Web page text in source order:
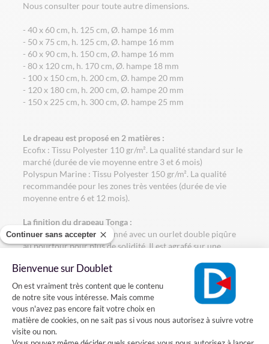
Continuer sans accepter
Bienvenue sur Doublet
Plateforme de Gestion du
On est vraiment très content que le contenu
de notre site vous intéresse. Mais comme
vous n'avez pas encore fait votre choix en
matière de cookies, on ne sait pas si vous nous autorisez à suivre votre
visite ou non.
Nous consulter pour toute autre dimensions.
- 40 x 60 cm, h. 125 cm, Ø. hampe 16 mm
- 50 x 75 cm, h. 125 cm, Ø. hampe 16 mm
- 60 x 90 cm, h. 150 cm, Ø. hampe 16 mm
- 80 x 120 cm, h. 170 cm, Ø. hampe 18 mm
- 100 x 150 cm, h. 200 cm, Ø. hampe 20 mm
- 120 x 180 cm, h. 200 cm, Ø. hampe 20 mm
- 150 x 225 cm, h. 300 cm, Ø. hampe 25 mm
Le drapeau est proposé en 2 matières :
Ecofix : Tissu Polyester 110 gr/m². La qualité standard sur le
marché (durée de vie moyenne entre 3 et 6 mois)
Polyspun Marine : Tissu Polyester 150 gr/m². La qualité
recommandée pour les zones très ventées (durée de vie
moyenne entre 6 et 12 mois).
La finition du drapeau Tonga :
Le drapeau est confectionné avec un ourlet double piqûre
au pourtour pour plus de solidité. Il est agrafé sur une
Comment installer le drapeau Tonga sur une façade?
Vous voulez installer un drapeau Tonga sur votre façade?
Rien de plus simple, il suffit fixer sur votre mur un porte-
drapeaux en acier dans lequel vous pourrez introduire la
hampe de votre drapeau.